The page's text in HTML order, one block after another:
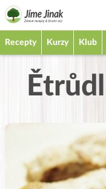
Recepty Kurzy Klub